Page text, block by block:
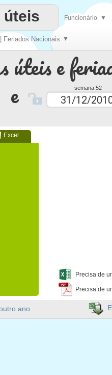
úteis e
e semana 52
Precisa de
Precisa de
| Feriados Nacionais ▼
úteis Funcionário ▼
ano